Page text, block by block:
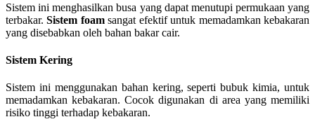
Sistem ini menghasilkan busa yang dapat menutupi permukaan yang
terbakar.Sistem foamsangat efektif untuk memadamkan kebakaran
yang disebabkan oleh bahan bakar cair.
Sistem Kering
Sistem ini menggunakan bahan kering, seperti bubuk kimia, untuk
memadamkan kebakaran. Cocok digunakan di area yang memiliki
risiko tinggi terhadap kebakaran.